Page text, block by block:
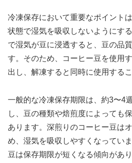
冷凍保存において重要なポイント
状態で湿気を吸収しないようにす
で湿気が豆に浸透すると、豆の品
す。そのため、コーヒー豆を使用
出し、解凍すると同時に使用する
一般的な冷凍保存期限は、約3〜4
し、豆の種類や焙煎度によっても
あります。深煎りのコーヒー豆は
め、湿気を吸収しやすくなってい
豆は保存期限が短くなる傾向があり